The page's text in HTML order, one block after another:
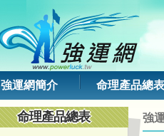
強運網簡介 命理產品總表
強
命理產品總表